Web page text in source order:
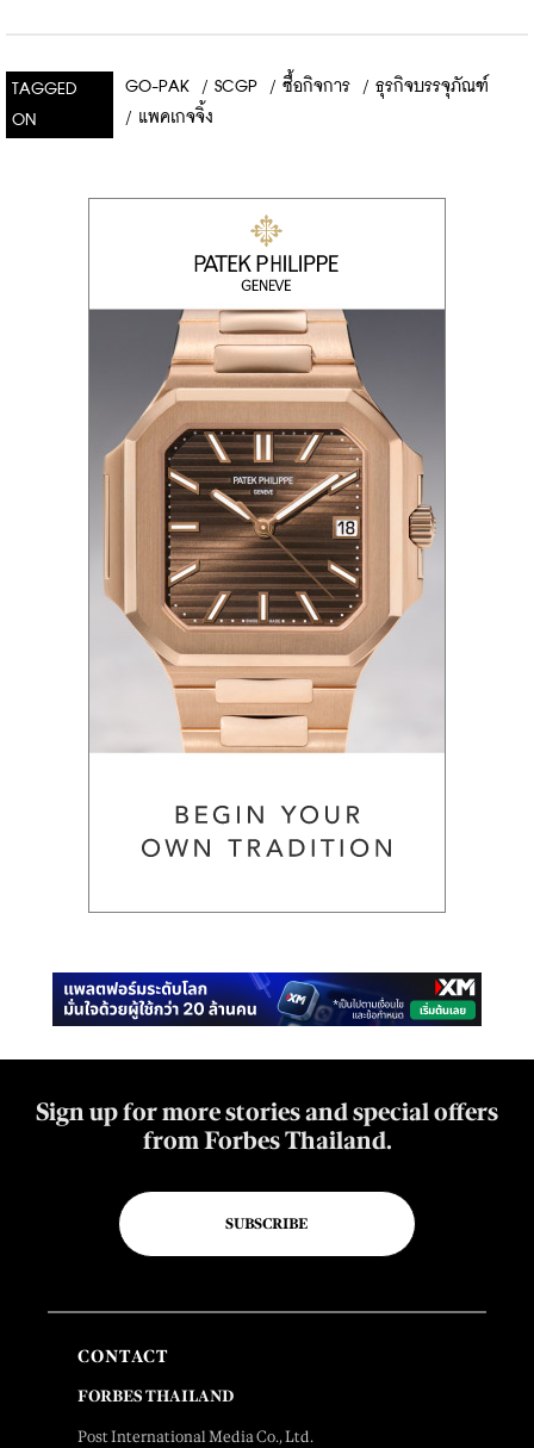
TAGGED
ON
GO-PAK / SCGP / ซื้อกิจการ / ธุรกิจบรรจุภัณฑ์
/ แพคเกจจิ้ง
Sign up for more stories and special offers
from Forbes Thailand.
SUBSCRIBE
CONTACT
FORBES THAILAND
Post International Media Co., Ltd.